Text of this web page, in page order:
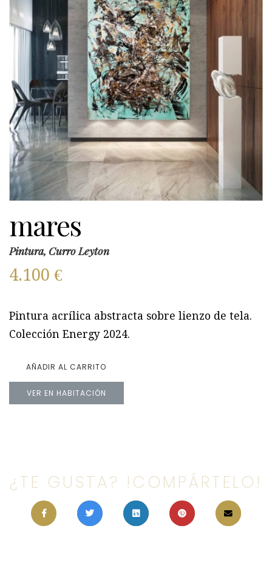
mares
Pintura, Curro Leyton
4.100 €
Pintura acrílica abstracta sobre lienzo de tela.
Colección Energy 2024.
AÑADIR AL CARRITO
VER EN HABITACIÓN
¿TE GUSTA? !COMPÁRTELO!